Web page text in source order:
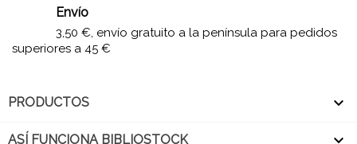
Envío
3,50 €, envío gratuito a la península para pedidos
superiores a 45 €
PRODUCTOS 
ASÍ FUNCIONA BIBLIOSTOCK